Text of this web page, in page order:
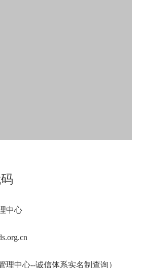
中心
理中心--诚信体系实名制查询）